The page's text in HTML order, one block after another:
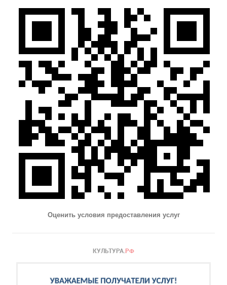
Оценить условия предоставления услуг